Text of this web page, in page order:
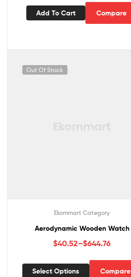
Add To Cart Compare
Out Of Stock
Ekommart Category
Aerodynamic Wooden Watch
$40.52–$644.76
Select Options Compare